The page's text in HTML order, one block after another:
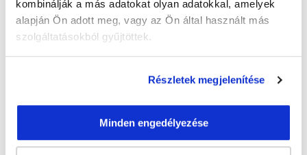
kombinálják a más adatokat olyan adatokkal, amelyek
alapján Ön adott meg, vagy az Ön által használt más
szolgáltatásokból gyűjtöttek.
Részletek megjelenítése
Minden engedélyezése
Milyen az egészséges étrend? – Arányok a
tányéron
Teszt
4. Modul – Táplálkozási betegségek
Az elhízásról általában
Milyen alapanyagok növelik az elhízás
A táplálkozási hiányok
Az élelmiszer szerepe a krónikus